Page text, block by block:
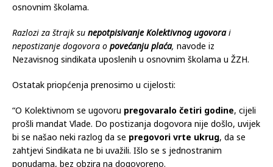
osnovnim školama.
Razlozi za štrajk su nepotpisivanje Kolektivnog ugovorai
nepostizanje dogovora o povećanju plaća, navode iz
Nezavisnog sindikata uposlenih u osnovnim školama u ŽZH.
Ostatak priopćenja prenosimo u cijelosti:
“O Kolektivnom se ugovoru pregovaralo četiri godine, cijeli
prošli mandat Vlade. Do postizanja dogovora nije došlo, uvijek
bi se našao neki razlog da se pregovori vrte ukrug, da se
zahtjevi Sindikata ne bi uvažili. Išlo se s jednostranim
ponudama, bez obzira na dogovoreno.